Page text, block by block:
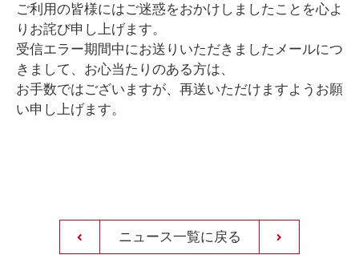
ご利用の皆様にはご迷惑をおかけしましたことを心よ
りお詫び申し上げます。
受信エラー期間中にお送りいただきましたメールにつ
きまして、お心当たりのある方は、
お手数ではございますが、再送いただけますようお願
い申し上げます。
ニュース一覧に戻る